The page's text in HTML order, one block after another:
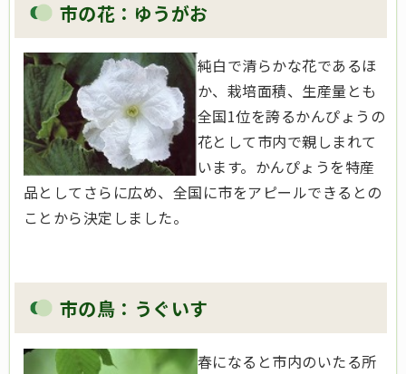
市の花：ゆうがお
純白で清らかな花であるほ
か、栽培面積、生産量とも
全国1位を誇るかんぴょうの
花として市内で親しまれて
います。かんぴょうを特産
品としてさらに広め、全国に市をアピールできるとの
ことから決定しました。
市の鳥：うぐいす
春になると市内のいたる所